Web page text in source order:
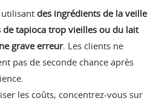
utilisant des ingrédients de la veille
tapioca trop vieilles ou du lait
grave erreur. Les clients ne
pas de seconde chance après
les coûts, concentrez-vous sur